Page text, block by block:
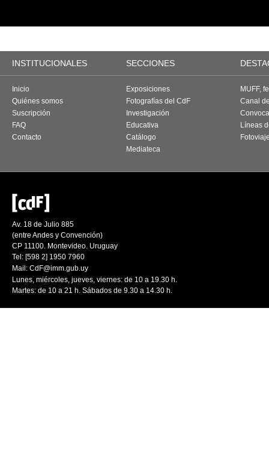
INSTITUCIONALES SECCIONES
Inicio
Quiénes somos
Suscripción
FAQ
Contacto
Exposiciones
Fotografías del CdF
Investigación
Educativa
Catálogo
Mediateca
MUFF,
Canal
Líneas
Av. 18 de Julio 885
(entre Andes y Convención)
CP 11100. Montevideo. Uruguay
Tel: [598 2] 1950 7960
Mail: CdF@imm.gub.uy
Lunes, miércoles, jueves, viernes: de 10 a 19.30 h.
Martes: de 10 a 21 h. Sábados de 9.30 a 14.30 h.